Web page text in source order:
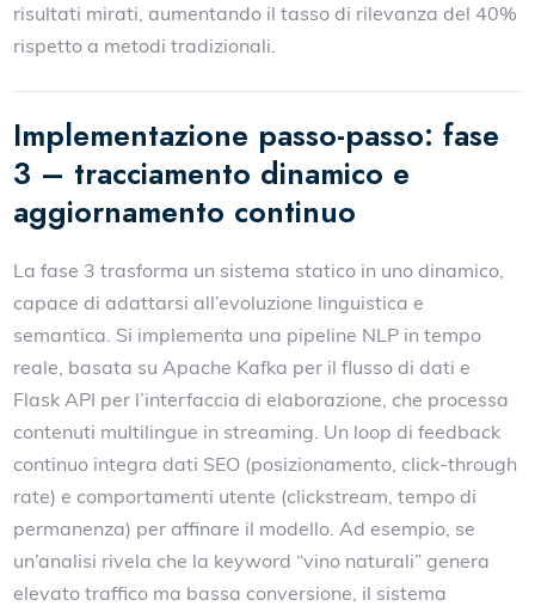
risultati mirati, aumentando il tasso di rilevanza del 40%
rispetto a metodi tradizionali.
Implementazione passo-passo: fase
3 – tracciamento dinamico e
aggiornamento continuo
La fase 3 trasforma un sistema statico in uno dinamico,
capace di adattarsi all’evoluzione linguistica e
semantica. Si implementa una pipeline NLP in tempo
reale, basata su Apache Kafka per il flusso di dati e
Flask API per l’interfaccia di elaborazione, che processa
contenuti multilingue in streaming. Un loop di feedback
continuo integra dati SEO (posizionamento, click-through
rate) e comportamenti utente (clickstream, tempo di
permanenza) per affinare il modello. Ad esempio, se
un’analisi rivela che la keyword “vino naturali” genera
elevato traffico ma bassa conversione, il sistema